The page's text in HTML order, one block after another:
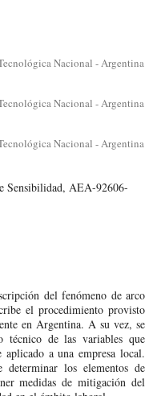
Nacional - Argentina
Nacional - Argentina
Nacional - Argentina
Sensibilidad, AEA-92606-
del fenómeno de arco
el procedimiento provisto
en Argentina. A su vez, se
técnico de las variables que
a una empresa local.
los elementos de
medidas de mitigación del